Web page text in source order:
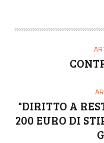
"DIRITTO A
200 EURO DI